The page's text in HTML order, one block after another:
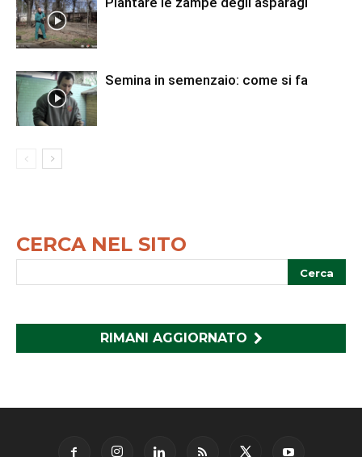
Semina in semenzaio: come si fa
CERCA NEL SITO
RIMANI AGGIORNATO